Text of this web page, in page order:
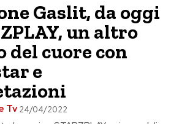
Gaslit, da oggi
un altro
del cuore con
e
Tv 24/04/2022